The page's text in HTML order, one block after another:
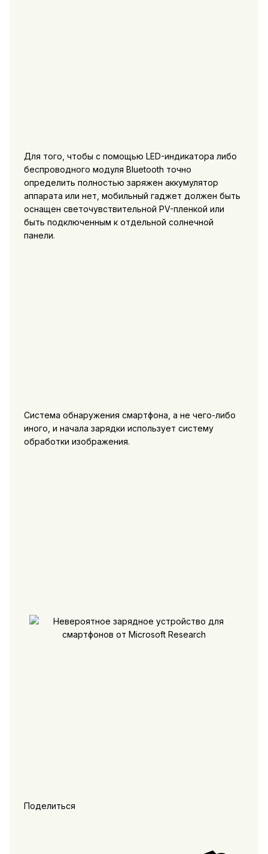
Для того, чтобы с помощью LED-индикатора либо
беспроводного модуля Bluetooth точно
определить полностью заряжен аккумулятор
аппарата или нет, мобильный гаджет должен быть
оснащен светочувствительной PV-пленкой или
быть подключенным к отдельной солнечной
панели.
Система обнаружения смартфона, а не чего-либо
иного, и начала зарядки использует систему
обработки изображения.
Поделиться